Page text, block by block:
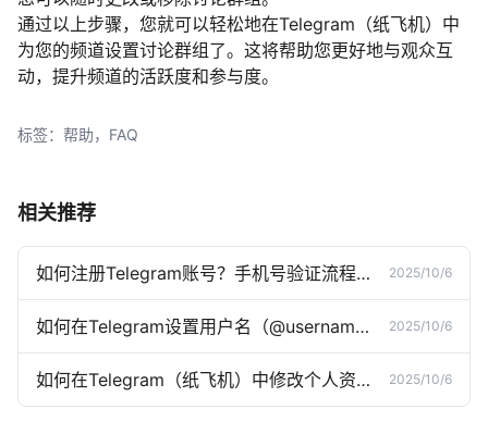
通过以上步骤，您就可以轻松地在Telegram（纸飞机）中
为您的频道设置讨论群组了。这将帮助您更好地与观众互
动，提升频道的活跃度和参与度。
标签：帮助，FAQ
相关推荐
如何注册Telegram账号？手机号验证流程详解 2025/10/6
如何在Telegram设置用户名（@username）？ 2025/10/6
如何在Telegram（纸飞机）中修改个人资料？ 2025/10/6